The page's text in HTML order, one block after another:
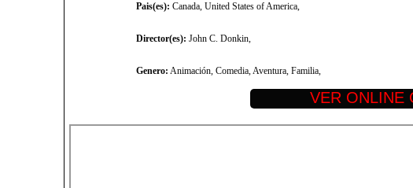
Pais(es): Canada, United States of America,
Director(es): John C. Donkin,
Genero: Animación, Comedia, Aventura, Familia,